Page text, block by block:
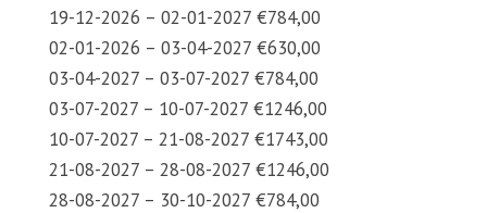
19-12-2026 – 02-01-2027 €784,00
02-01-2026 – 03-04-2027 €630,00
03-04-2027 – 03-07-2027 €784,00
03-07-2027 – 10-07-2027 €1246,00
10-07-2027 – 21-08-2027 €1743,00
21-08-2027 – 28-08-2027 €1246,00
28-08-2027 – 30-10-2027 €784,00